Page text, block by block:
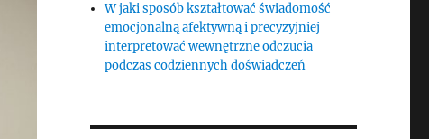
W jaki sposób kształtować świadomość
emocjonalną afektywną i precyzyjniej
interpretować wewnętrzne odczucia
podczas codziennych doświadczeń